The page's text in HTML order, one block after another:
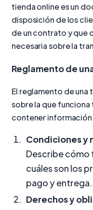
tienda online es un
disposición de los
de un contrato y que
necesaria sobre la
Reglamento de
El reglamento de una
sobre la que
contener
Condiciones y
Describe cómo
cuáles son los
pago y entrega.
Derechos y